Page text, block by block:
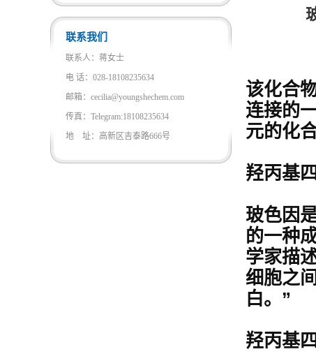
联系我们
联系人：蒋女士
电 话：028-18108235634
邮箱：cecilia@youngshechem.com
传真：Telegram:18108235634
地 址：高新区吉泰路666号
该化合
连接的
元的化
羟丙基
玻色因
的一种
学家描
细胞之
白。”
羟丙基